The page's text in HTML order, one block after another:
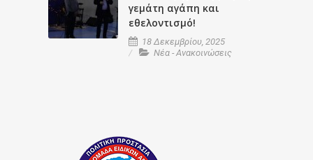
γεμάτη αγάπη και
εθελοντισμό!
18 Δεκεμβρίου, 2025
Νέα - Ανακοινώσεις